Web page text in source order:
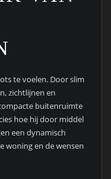
te voelen. Door slim
zichtlijnen en
buitenruimte
hoe hij door middel
een dynamisch
woning en de wensen